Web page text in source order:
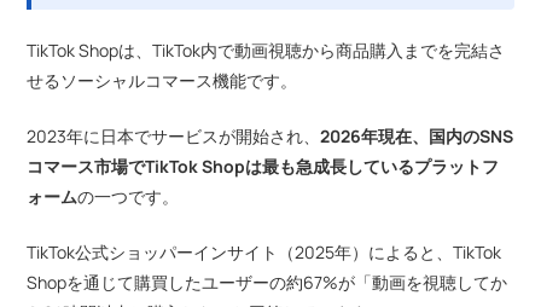
TikTok Shopは、TikTok内で動画視聴から商品購入までを完結さ
せるソーシャルコマース機能です。
2023年に日本でサービスが開始され、2026年現在、国内のSNS
コマース市場でTikTok Shopは最も急成長しているプラットフ
ォームの一つです。
TikTok公式ショッパーインサイト（2025年）によると、TikTok
Shopを通じて購買したユーザーの約67%が「動画を視聴してか